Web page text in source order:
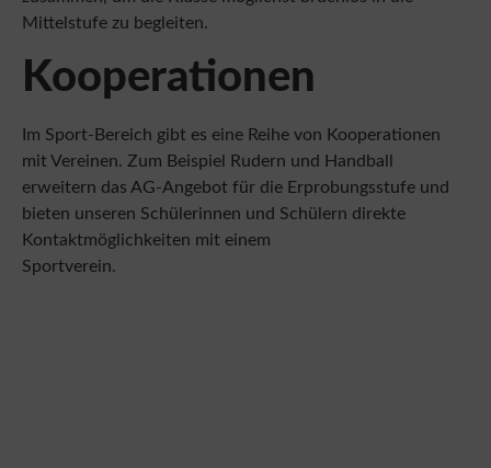
Kooperationen
Im Sport-Bereich gibt es eine Reihe von Kooperationen
mit Vereinen. Zum Beispiel Rudern und Handball
erweitern das AG-Angebot für die Erprobungsstufe und
bieten unseren Schülerinnen und Schülern direkte
Kontaktmöglichkeiten mit einem
Sportverein.